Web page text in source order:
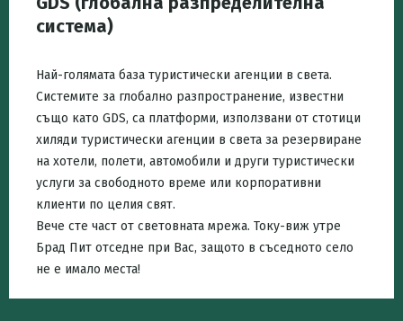
система)
Най-голямата база туристически агенции в света.
Системите за глобално разпространение, известни
също като GDS, са платформи, използвани от стотици
хиляди туристически агенции в света за резервиране
на хотели, полети, автомобили и други туристически
услуги за свободното време или корпоративни
клиенти по целия свят.
Вече сте част от световната мрежа. Току-виж утре
Брад Пит отседне при Вас, защото в съседното село
не е имало места!